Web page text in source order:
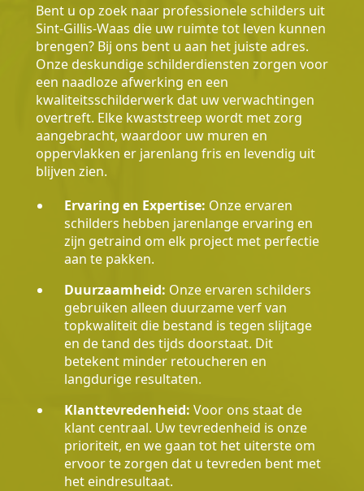
Bent u op zoek naar professionele schilders uit
Sint-Gillis-Waas die uw ruimte tot leven kunnen
brengen? Bij ons bent u aan het juiste adres.
Onze deskundige schilderdiensten zorgen voor
een naadloze afwerking en een
kwaliteitsschilderwerk dat uw verwachtingen
overtreft. Elke kwaststreep wordt met zorg
aangebracht, waardoor uw muren en
oppervlakken er jarenlang fris en levendig uit
blijven zien.
Ervaring en Expertise: Onze ervaren
schilders hebben jarenlange ervaring en
zijn getraind om elk project met perfectie
aan te pakken.
Duurzaamheid: Onze ervaren schilders
gebruiken alleen duurzame verf van
topkwaliteit die bestand is tegen slijtage
en de tand des tijds doorstaat. Dit
betekent minder retoucheren en
langdurige resultaten.
Klanttevredenheid: Voor ons staat de
klant centraal. Uw tevredenheid is onze
prioriteit, en we gaan tot het uiterste om
ervoor te zorgen dat u tevreden bent met
het eindresultaat.